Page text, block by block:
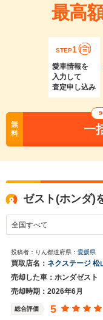
最高
STEP1
愛車情報を
入力して
査定申し込み
無
料
一
ゼスト(ホンダ)
投稿者：りん都道府県： 愛媛県
買取店名： ネクステージ 松
売却した車：ホンダゼスト
売却時期：2026年6月
総合評価 5